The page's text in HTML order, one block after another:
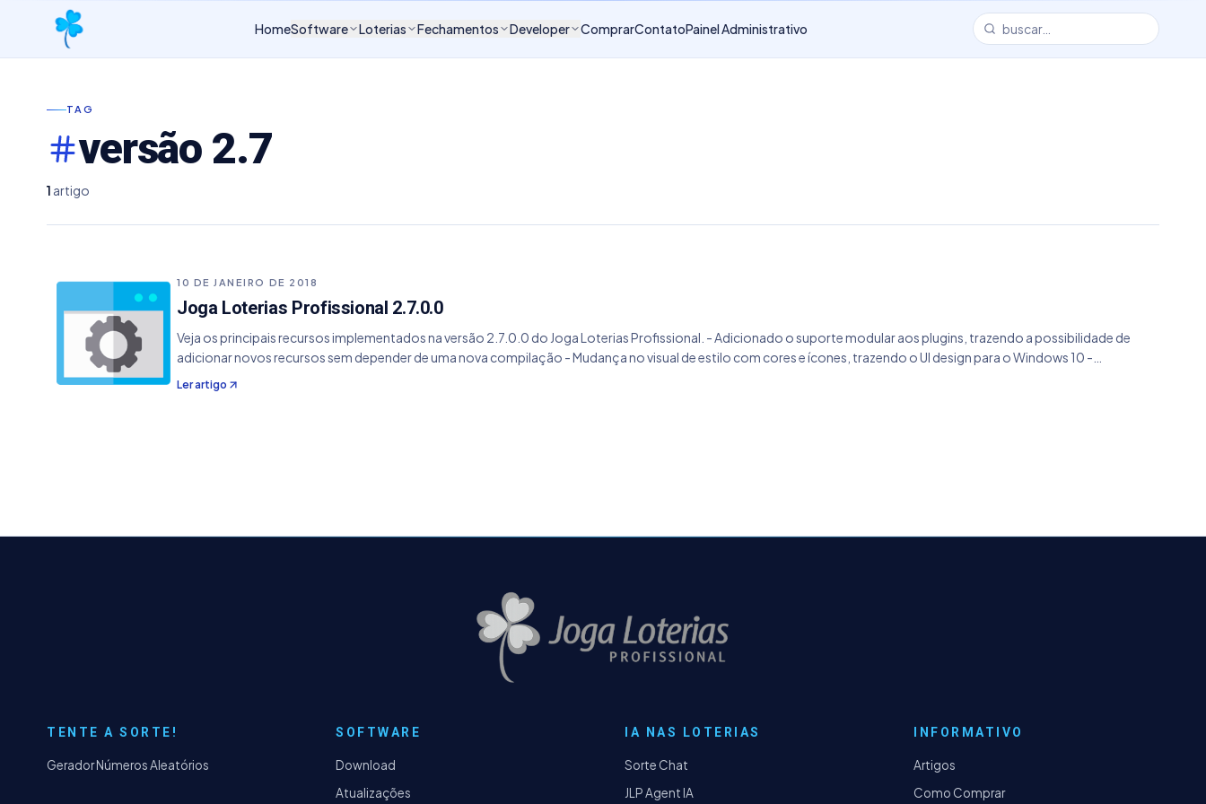
HomeSoftware Loterias Fechamentos Developer ComprarContatoPainel Administrativo
TAG
versão 2.7
1 artigo
10 DE JANEIRO DE 2018
Joga Loterias Profissional 2.7.0.0
Veja os principais recursos implementados na versão 2.7.0.0 do Joga Loterias Profissional. - Adicionado o suporte modular aos plugins, trazendo a possibilidade de
adicionar novos recursos sem depender de uma nova compilação - Mudança no visual de estilo com cores e ícones, trazendo o UI design para o Windows 10 -
Adicionado um repositório de plugins on-line - Os complementos de Lotomania Espelho, Matrizes La Jolla e Unir Arquivos são removidos internamente virando plugins -
Alguns bugs resolvidos.
Ler artigo
TENTE A SORTE!
Gerador Números Aleatórios
SOFTWARE
Download
Atualizações
IA NAS LOTERIAS
Sorte Chat
JLP Agent IA
INFORMATIVO
Artigos
Como Comprar